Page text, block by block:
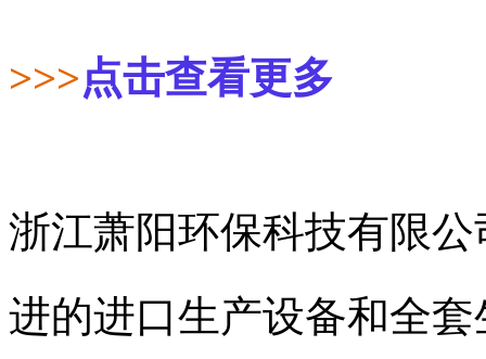
>>>点击查看更多
浙江萧阳环保科技有限
进的进口生产设备和全